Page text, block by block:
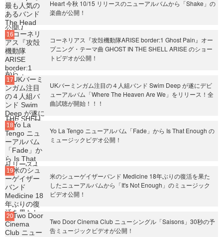
Heart 今秋 10/15 リリースのニューアルバムから「Shake」の
楽曲が公開！
コーネリアス『攻殻機動隊ARISE border:1 Ghost Pain』オー
プニング・テーマ曲 GHOST IN THE SHELL ARISE のショー
トビデオが公開！
UKバーミンガム注目の４人組バンド Swim Deep が遂にデビ
ューアルバム「Where The Heaven Are We」をリリース！全
曲試聴が開始！！！
Yo La Tengo ニューアルバム「Fade」から Is That Enough の
ミュージックビデオ公開！
米のシューゲイザーバンド Medicine 18年ぶりの復活を果た
したニューアルバムから「It's Not Enough」のミュージック
ビデオ公開！
Two Door Cinema Club ニューシングル「Saisons」30秒の予
告ミュージックビデオが公開！